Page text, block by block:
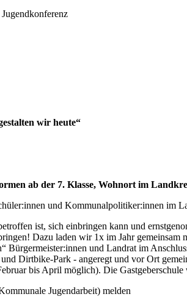
wir heute“
ab der 7. Klasse, Wohnort im
und Kommunalpolitiker:innen im
ist, sich einbringen kann und
Dazu laden wir 1x im Jahr
und Landrat im
Dirtbike-Park - angeregt und vor Ort
bis April möglich). Die
Jugendarbeit) melden